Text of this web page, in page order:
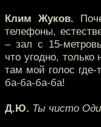
Клим Жуков.
телефоны,
– зал с 15-
что угодно,
там мой голос где-
ба-ба-ба-ба!
Д.Ю. Ты чисто